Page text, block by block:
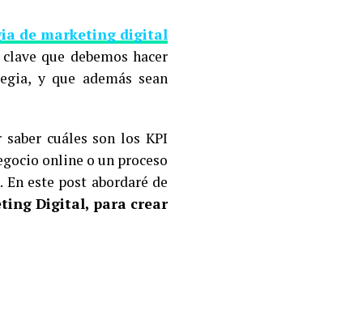
de marketing digital
que debemos hacer
y que además sean
cuáles son los KPI
online o un proceso
este post abordaré de
Digital, para crear